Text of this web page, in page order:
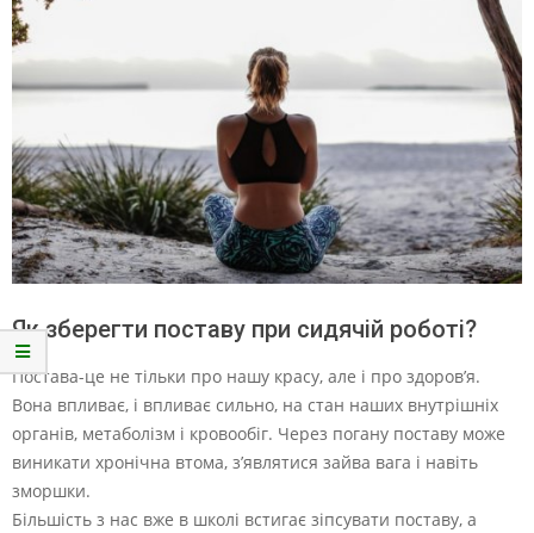
Як зберегти поставу при сидячій роботі?
Постава-це не тільки про нашу красу, але і про здоров’я.
Вона впливає, і впливає сильно, на стан наших внутрішніх
органів, метаболізм і кровообіг. Через погану поставу може
виникати хронічна втома, з’являтися зайва вага і навіть
зморшки.
Більшість з нас вже в школі встигає зіпсувати поставу, а